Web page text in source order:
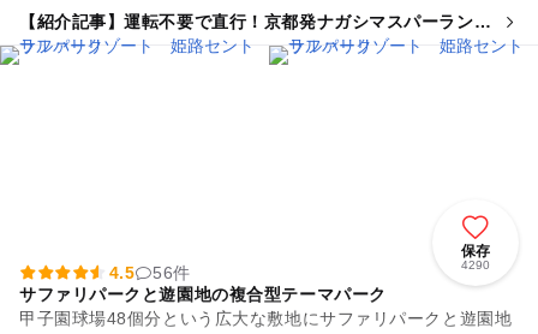
【紹介記事】運転不要で直行！京都発ナガシマスパーランド
＆姫路セントラルパーク日帰りバスツアー
保存
4290
4.5
56件
サファリパークと遊園地の複合型テーマパーク
甲子園球場48個分という広大な敷地にサファリパークと遊園地